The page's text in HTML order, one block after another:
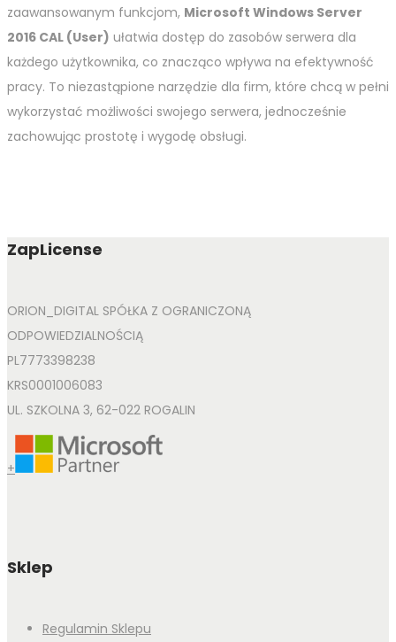
zaawansowanym funkcjom, Microsoft Windows Server
2016 CAL (User) ułatwia dostęp do zasobów serwera dla
każdego użytkownika, co znacząco wpływa na efektywność
pracy. To niezastąpione narzędzie dla firm, które chcą w pełni
wykorzystać możliwości swojego serwera, jednocześnie
zachowując prostotę i wygodę obsługi.
ZapLicense
ORION_DIGITAL SPÓŁKA Z OGRANICZONĄ
ODPOWIEDZIALNOŚCIĄ
PL7773398238
KRS0001006083
UL. SZKOLNA 3, 62-022 ROGALIN
+
Sklep
Regulamin Sklepu